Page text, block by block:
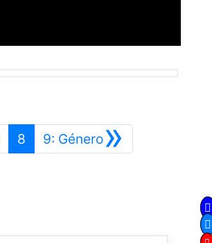
Anterior
8 »
9: GéneroSiguiente